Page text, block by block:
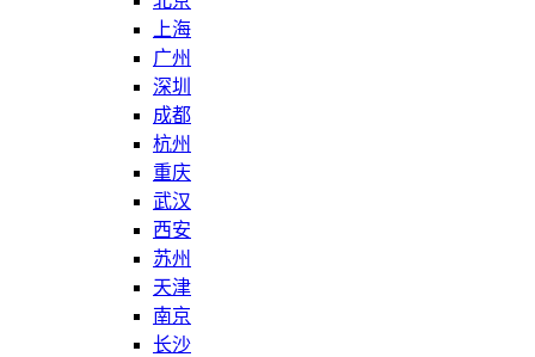
上海
广州
深圳
成都
杭州
重庆
武汉
西安
苏州
天津
南京
长沙